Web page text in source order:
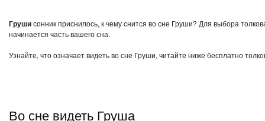
Грушисонник приснилось, к чему снится во сне Груши? Для выбора
начинается часть вашего сна.
Узнайте, что означает видеть во сне Груши, читайте ниже бесплатно
Во сне видеть Груша